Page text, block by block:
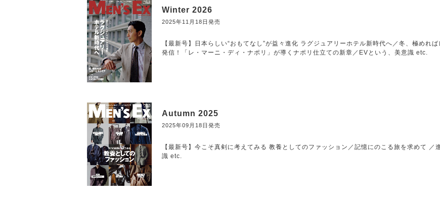
Winter 2026
2025年11月18日発売
【最新号】日本らしい“おもてなし”が益々進化 ラグジュアリーホテル新時代へ／冬、極めれ
発信！「レ・マーニ・ディ・ナポリ」が導くナポリ仕立ての新章／EVという、美意識 etc.
Autumn 2025
2025年09月18日発売
【最新号】今こそ真剣に考えてみる 教養としてのファッション／記憶にのこる旅を求めて
識 etc.